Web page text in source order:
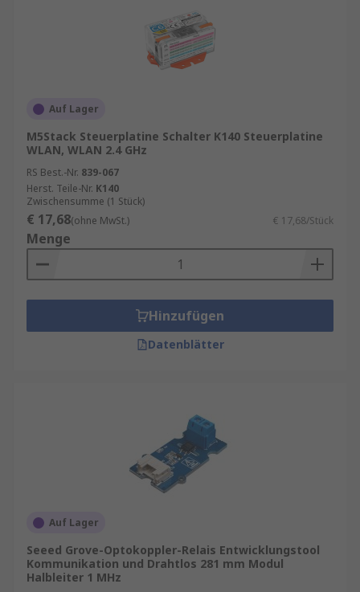
Auf Lager
M5Stack Steuerplatine Schalter K140 Steuerplatine
WLAN, WLAN 2.4 GHz
RS Best.-Nr. 839-067
Herst. Teile-Nr. K140
Zwischensumme (1 Stück)
€ 17,68(ohne MwSt.) € 17,68/Stück
Menge
Hinzufügen
Datenblätter
Auf Lager
Seeed Grove-Optokoppler-Relais Entwicklungstool
Kommunikation und Drahtlos 281 mm Modul
Halbleiter 1 MHz